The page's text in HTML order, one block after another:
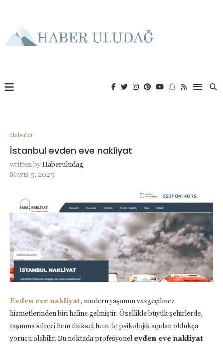
Haberler
İstanbul evden eve nakliyat
written byHaberuludag
Mayıs 5, 2025
Evden eve nakliyat, modern yaşamın vazgeçilmez
hizmetlerinden biri haline gelmiştir. Özellikle büyük şehirlerde,
taşınma süreci hem fiziksel hem de psikolojik açıdan oldukça
yorucu olabilir. Bu noktada profesyonel evden eve nakliyat